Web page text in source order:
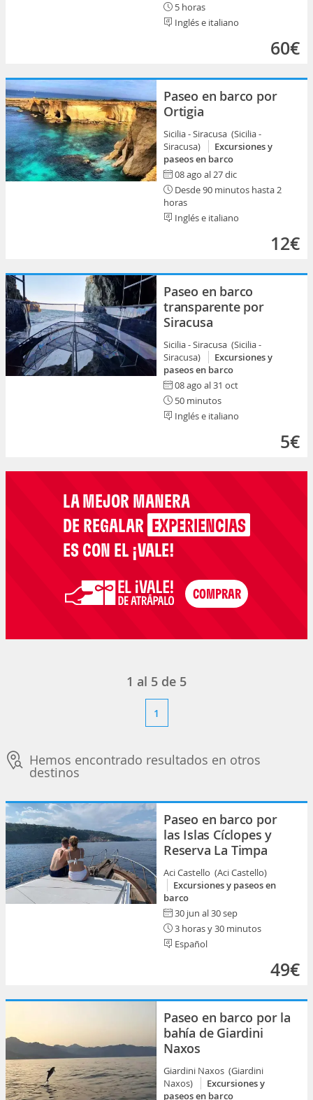
5 horas
Inglés e italiano
60€
Paseo en barco por
Ortigia
Sicilia - Siracusa (Sicilia -
Siracusa)
Excursiones y
paseos en barco
08 ago al 27 dic
Desde 90 minutos hasta 2
horas
Inglés e italiano
12€
Paseo en barco
transparente por
Siracusa
Sicilia - Siracusa (Sicilia -
Siracusa)
Excursiones y
paseos en barco
08 ago al 31 oct
50 minutos
Inglés e italiano
5€
LA MEJOR MANERA
DE REGALAR EXPERIENCIAS
ES CON EL ¡VALE!
1 al 5 de 5
1
Hemos encontrado resultados en otros
destinos
Paseo en barco por
las Islas Cíclopes y
Reserva La Timpa
Aci Castello (Aci Castello)
Excursiones y paseos en
barco
30 jun al 30 sep
3 horas y 30 minutos
Español
49€
Paseo en barco por la
bahía de Giardini
Naxos
Giardini Naxos (Giardini
Naxos)
Excursiones y
paseos en barco